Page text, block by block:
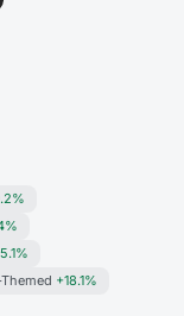
+18.1%